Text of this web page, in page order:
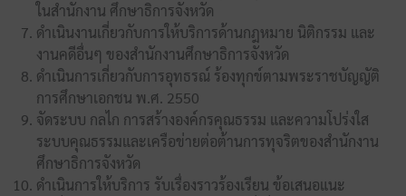
ในสำนักงาน ศึกษาธิการจังหวัด
ดำเนินงานเกี่ยวกับการให้บริการด้านกฎหมาย นิติกรรม และ
งานคดีอื่นๆ ของสำนักงานศึกษาธิการจังหวัด
ดำเนินการเกี่ยวกับการอุทธรณ์ ร้องทุกข์ตามพระราชบัญญัติ
การศึกษาเอกชน พ.ศ. 2550
จัดระบบ กลไก การสร้างองค์กรคุณธรรม และความโปร่งใส
ระบบคุณธรรมและเครือข่ายต่อต้านการทุจริตของสำนักงาน
ศึกษาธิการจังหวัด
ดำเนินการให้บริการ รับเรื่องราวร้องเรียน ข้อเสนอแนะ